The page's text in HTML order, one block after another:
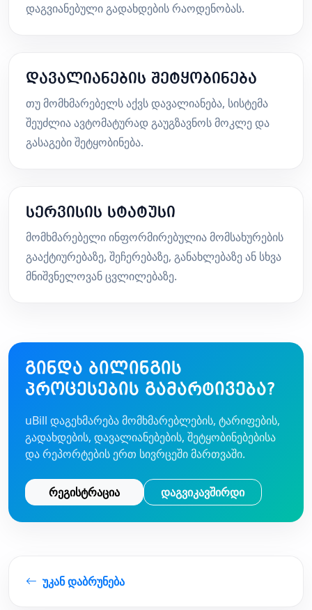
დაგვიანებული გადახდების რაოდენობას.
დავალიანების შეტყობინება
თუ მომხმარებელს აქვს დავალიანება, სისტემა
შეუძლია ავტომატურად გაუგზავნოს მოკლე და
გასაგები შეტყობინება.
სერვისის სტატუსი
მომხმარებელი ინფორმირებულია მომსახურების
გააქტიურებაზე, შეჩერებაზე, განახლებაზე ან სხვა
მნიშვნელოვან ცვლილებაზე.
გინდა ბილინგის
პროცესების გამარტივება?
uBill დაგეხმარება მომხმარებლების, ტარიფების,
გადახდების, დავალიანებების, შეტყობინებებისა
და რეპორტების ერთ სივრცეში მართვაში.
რეგისტრაცია დაგვიკავშირდი
უკან დაბრუნება